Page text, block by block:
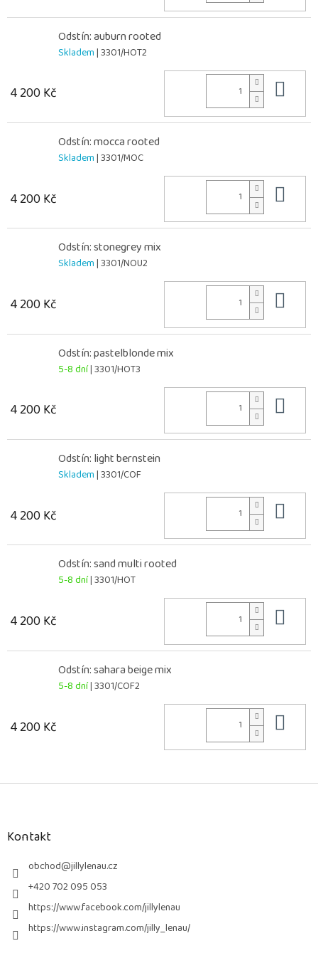
Odstín: auburn rooted
Skladem| 3301/HOT2
4 200 Kč
Odstín: mocca rooted
Skladem| 3301/MOC
4 200 Kč
Odstín: stonegrey mix
Skladem| 3301/NOU2
4 200 Kč
Odstín: pastelblonde mix
5-8 dní| 3301/HOT3
4 200 Kč
Odstín: light bernstein
Skladem| 3301/COF
4 200 Kč
Odstín: sand multi rooted
5-8 dní| 3301/HOT
4 200 Kč
Odstín: sahara beige mix
5-8 dní| 3301/COF2
4 200 Kč
Z
Kontakt
obchod@jillylenau.cz
+420 702 095 053
https://www.facebook.com/jillylenau
https://www.instagram.com/jilly_lenau/